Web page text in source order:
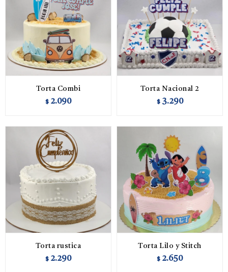
Torta Combi
$ 2.090
Torta Nacional 2
$ 3.290
Torta rustica
$ 2.290
Torta Lilo y Stitch
$ 2.650